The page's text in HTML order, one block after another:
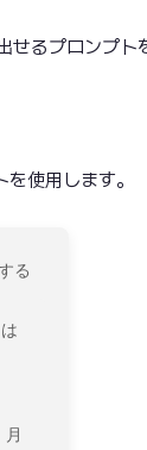
せるプロンプト
使用します。
る